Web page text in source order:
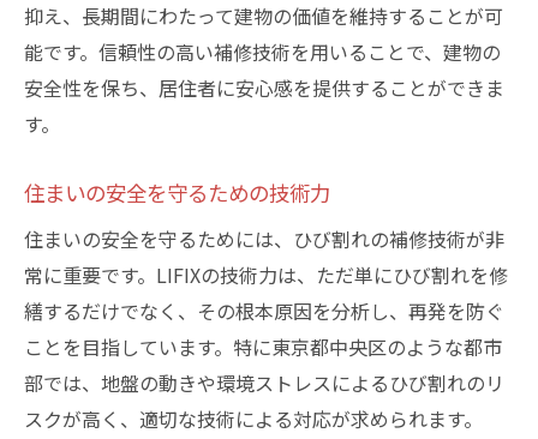
抑え、長期間にわたって建物の価値を維持することが可
能です。信頼性の高い補修技術を用いることで、建物の
安全性を保ち、居住者に安心感を提供することができま
す。
住まいの安全を守るための技術力
住まいの安全を守るためには、ひび割れの補修技術が非
常に重要です。LIFIXの技術力は、ただ単にひび割れを修
繕するだけでなく、その根本原因を分析し、再発を防ぐ
ことを目指しています。特に東京都中央区のような都市
部では、地盤の動きや環境ストレスによるひび割れのリ
スクが高く、適切な技術による対応が求められます。